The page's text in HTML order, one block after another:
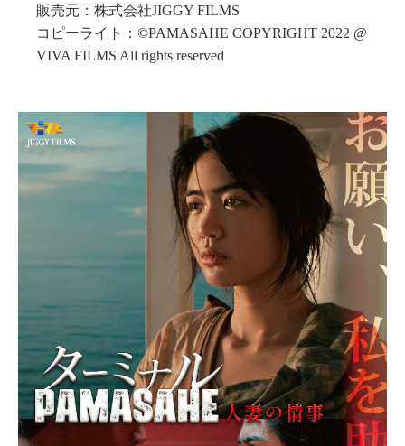
販売元：株式会社JIGGY FILMS
コピーライト：©PAMASAHE COPYRIGHT 2022 @
VIVA FILMS All rights reserved